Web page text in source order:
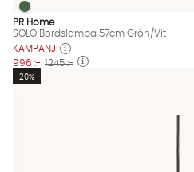
SOLO Bordslampa 57cm Grön/
SOLO Bordslampa 57cm Grön/Vit
PR Home
SOLO Bordslampa 57cm Grön/Vit
KAMPANJ
996 :- 1245 :-
20%